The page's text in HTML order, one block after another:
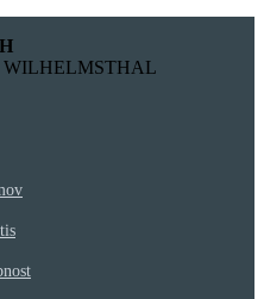
WILHELMSTHAL